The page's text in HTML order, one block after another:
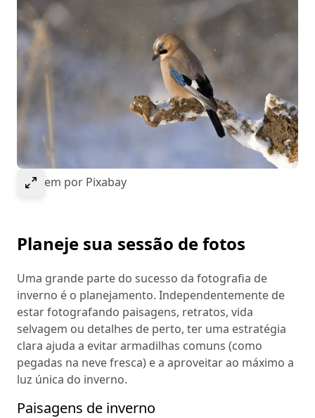
Selecione para expandir a imagem
Imagem por Pixabay
Planeje sua sessão de fotos
Uma grande parte do sucesso da fotografia de
inverno é o planejamento. Independentemente de
estar fotografando paisagens, retratos, vida
selvagem ou detalhes de perto, ter uma estratégia
clara ajuda a evitar armadilhas comuns (como
pegadas na neve fresca) e a aproveitar ao máximo a
luz única do inverno.
Paisagens de inverno